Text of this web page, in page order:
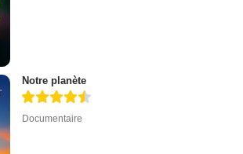
Notre planète
Documentaire